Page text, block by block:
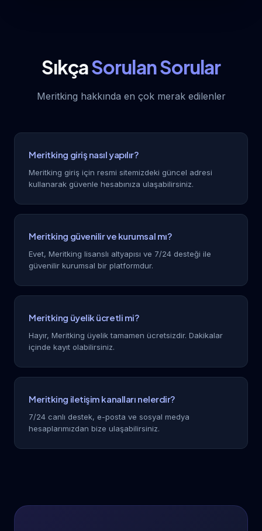
SıkçaSorulan Sorular
Meritking hakkında en çok merak edilenler
Meritking giriş nasıl yapılır?
Meritking giriş için resmi sitemizdeki güncel adresi
kullanarak güvenle hesabınıza ulaşabilirsiniz.
Meritking güvenilir ve kurumsal mı?
Evet, Meritking lisanslı altyapısı ve 7/24 desteği ile
güvenilir kurumsal bir platformdur.
Meritking üyelik ücretli mi?
Hayır, Meritking üyelik tamamen ücretsizdir. Dakikalar
içinde kayıt olabilirsiniz.
Meritking iletişim kanalları nelerdir?
7/24 canlı destek, e-posta ve sosyal medya
hesaplarımızdan bize ulaşabilirsiniz.